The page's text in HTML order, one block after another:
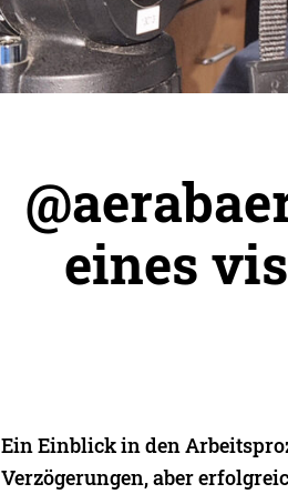
eines
Ein Einblick in den
Verzögerungen, aber